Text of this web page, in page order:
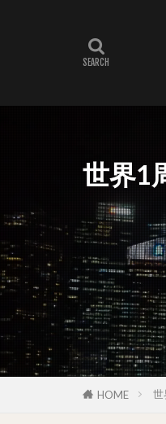
世界1
HOME 世